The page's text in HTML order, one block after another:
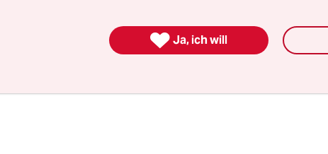
der Fußball aus Asien einfach nicht den
und Südamerika findet, obwohl da doch
 Ja, ich will